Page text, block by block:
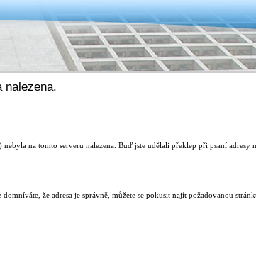
nalezena.
) nebyla na tomto serveru nalezena. Buď jste udělali překlep při psaní adresy
že adresa je správně, můžete se pokusit najít požadovanou